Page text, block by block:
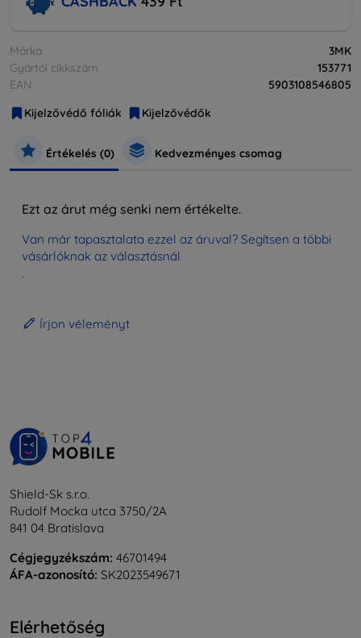
Márka
3MK
Gyártói cikkszám
153771
EAN
5903108546805
Kijelzővédő fóliák
Kijelzővédők
Értékelés (0) Kedvezményes csomag
Ezt az árut még senki nem értékelte.
Van már tapasztalata ezzel az áruval? Segítsen a többi
vásárlóknak az választásnál
.
Írjon véleményt
Shield-Sk s.r.o.
Rudolf Mocka utca 3750/2A
841 04 Bratislava
Cégjegyzékszám: 46701494
ÁFA-azonosító: SK2023549671
Elérhetőség